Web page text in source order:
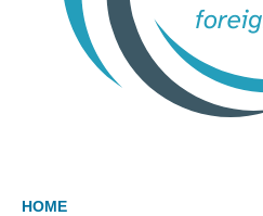
HOME